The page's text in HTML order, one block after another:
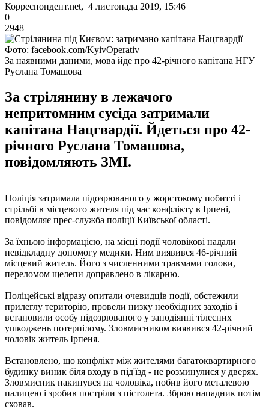
Корреспондент.net, 4 листопада 2019, 15:46
0
2948
Фото: facebook.com/KyivOperativ
За наявними даними, мова йде про 42-річного капітана НГУ
Руслана Томашова
За стрілянину в лежачого
непритомним сусіда затримали
капітана Нацгвардії. Йдеться про 42-
річного Руслана Томашова,
повідомляють ЗМІ.
Поліція затримала підозрюваного у жорстокому побитті і
стрільбі в місцевого жителя під час конфлікту в Ірпені,
повідомляє прес-служба поліції Київської області.
За їхньою інформацією, на місці події чоловікові надали
невідкладну допомогу медики. Ним виявився 46-річний
місцевий житель. Його з численними травмами голови,
переломом щелепи доправлено в лікарню.
Поліцейські відразу опитали очевидців події, обстежили
прилеглу територію, провели низку необхідних заходів і
встановили особу підозрюваного у заподіянні тілесних
ушкоджень потерпілому. Зловмисником виявився 42-річний
чоловік житель Ірпеня.
Встановлено, що конфлікт між жителями багатоквартирного
будинку виник біля входу в під'їзд - не розминулися у дверях.
Зловмисник накинувся на чоловіка, побив його металевою
палицею і зробив постріли з пістолета. Зброю нападник потім
сховав.